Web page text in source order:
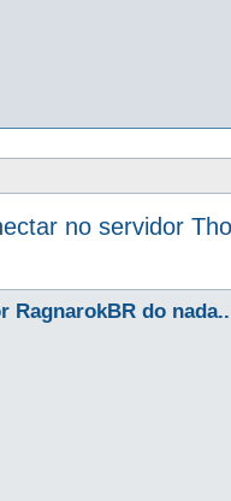
no servidor
RagnarokBR do